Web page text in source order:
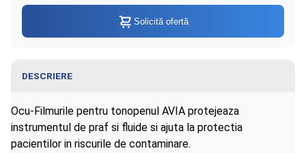
DESCRIERE
Ocu-Filmurile pentru tonopenul AVIA protejeaza
instrumentul de praf si fluide si ajuta la protectia
pacientilor in riscurile de contaminare.
Solicită ofertă